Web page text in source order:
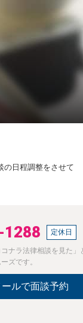
の日程調整をさせて
定休日
ナラ法律相談を見た」
ズです。
ールで面談予約